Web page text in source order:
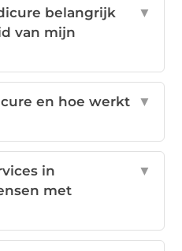
belangrijk
van mijn
▼
en hoe werkt
▼
in
met
▼